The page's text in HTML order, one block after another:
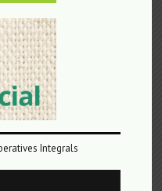
Integrals